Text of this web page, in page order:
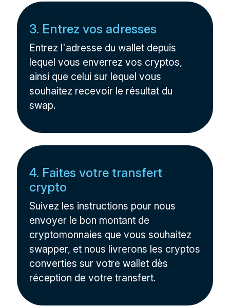
3. Entrez vos adresses
Entrez l'adresse du wallet depuis
lequel vous enverrez vos cryptos,
ainsi que celui sur lequel vous
souhaitez recevoir le résultat du
swap.
4. Faites votre transfert
crypto
Suivez les instructions pour nous
envoyer le bon montant de
cryptomonnaies que vous souhaitez
swapper, et nous livrerons les cryptos
converties sur votre wallet dès
réception de votre transfert.